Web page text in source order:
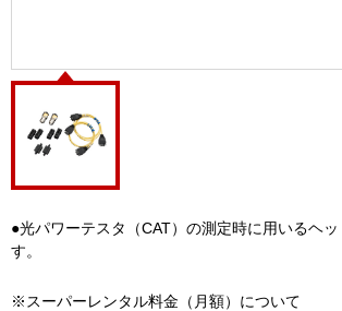
●光パワーテスタ（CAT）の測定時に用いるヘ
す。
※スーパーレンタル料金（月額）について